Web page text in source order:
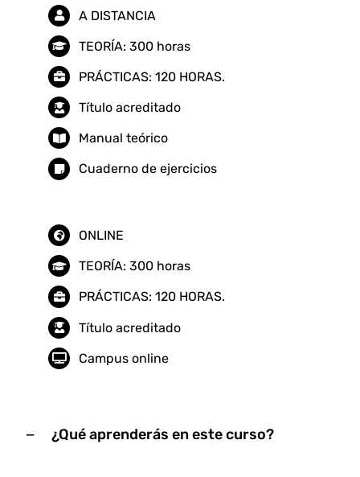
A DISTANCIA
TEORÍA: 300 horas
PRÁCTICAS: 120 HORAS.
Título acreditado
Manual teórico
Cuaderno de ejercicios
ONLINE
TEORÍA: 300 horas
PRÁCTICAS: 120 HORAS.
Título acreditado
Campus online
¿Qué aprenderás en este curso?